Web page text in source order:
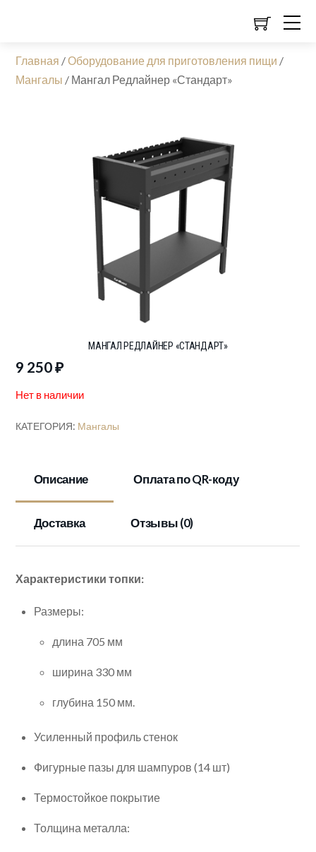
Главная /Оборудование для приготовления пищи /
Мангалы / Мангал Редлайнер «Стандарт»
МАНГАЛ РЕДЛАЙНЕР «СТАНДАРТ»
9 250₽
Нет в наличии
КАТЕГОРИЯ: Мангалы
Описание Оплата по QR-коду
Доставка Отзывы (0)
Характеристики топки:
Размеры:
длина 705 мм
ширина 330 мм
глубина 150 мм.
Усиленный профиль стенок
Фигурные пазы для шампуров (14 шт)
Термостойкое покрытие
Толщина металла: